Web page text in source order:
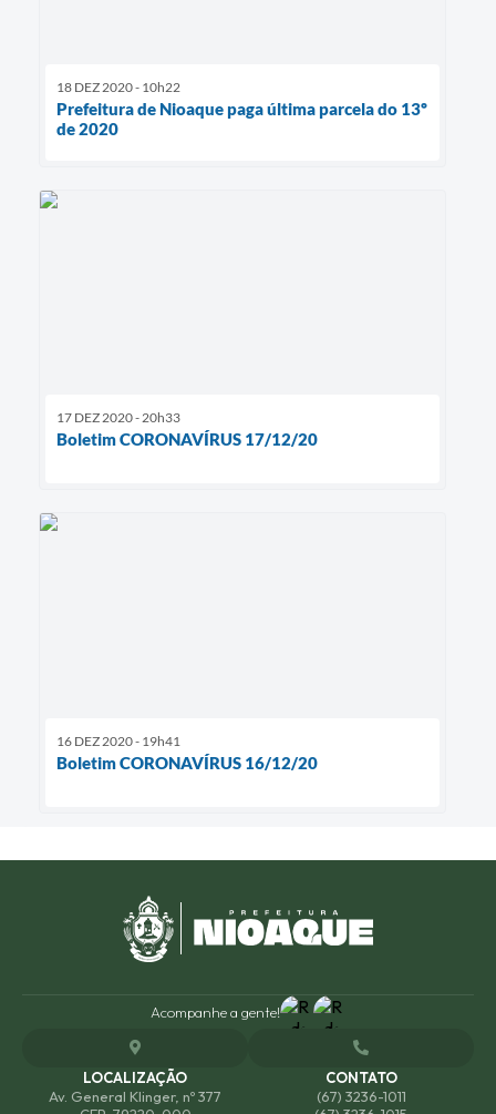
18 DEZ 2020 - 10h22
Prefeitura de Nioaque paga última parcela do 13º
de 2020
17 DEZ 2020 - 20h33
Boletim CORONAVÍRUS 17/12/20
16 DEZ 2020 - 19h41
Boletim CORONAVÍRUS 16/12/20
Acompanhe a gente!
LOCALIZAÇÃO
Av. General Klinger, nº 377
CONTATO
(67) 3236-1011